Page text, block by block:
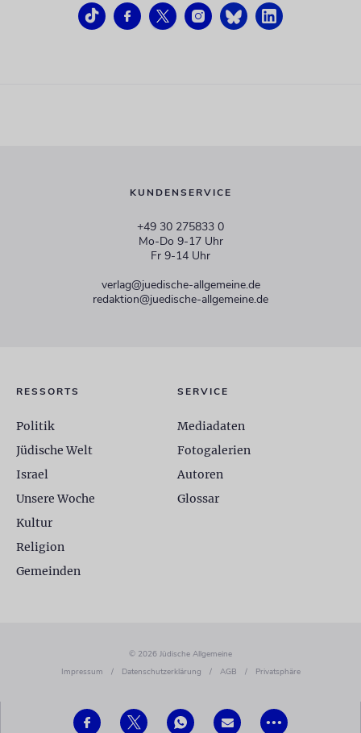
•••
KUNDENSERVICE
+49 30 275833 0
Mo-Do 9-17 Uhr
Fr 9-14 Uhr
verlag@juedische-allgemeine.de
redaktion@juedische-allgemeine.de
RESSORTS
Politik
Jüdische Welt
Israel
Unsere Woche
Kultur
Religion
Gemeinden
SERVICE
Mediadaten
Fotogalerien
Autoren
Glossar
© 2026 Jüdische Allgemeine
Impressum
/ Datenschutzerklärung / AGB / Privatsphäre